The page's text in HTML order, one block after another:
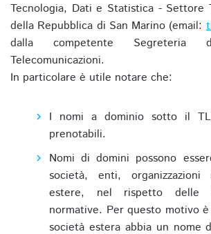
Tecnologia, Dati e Statistica - Settore
della Repubblica di San Marino (email:
dalla competente
Telecomunicazioni.
In particolare è utile notare che:
I nomi a dominio sotto il
prenotabili.
Nomi di domini possono
società, enti, organizzazioni
estere, nel rispetto delle
normative. Per questo motivo
società estera abbia un nome